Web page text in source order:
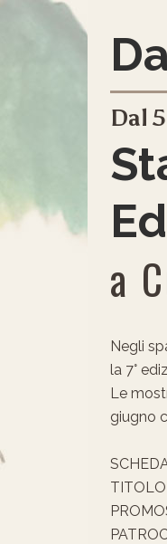
Dal
a
Negli
la 7°
Le
giugno